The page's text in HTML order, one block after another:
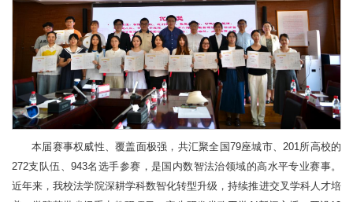
本届赛事权威性、覆盖面极强，共汇聚全国79座城市、201所高校的
272支队伍、943名选手参赛，是国内数智法治领域的高水平专业赛事。
近年来，我校法学院深耕学科数智化转型升级，持续推进交叉学科人才培